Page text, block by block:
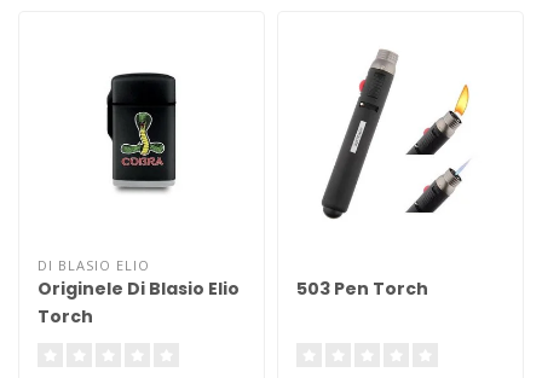
DI BLASIO ELIO
Originele Di Blasio Elio
Torch
503 Pen Torch